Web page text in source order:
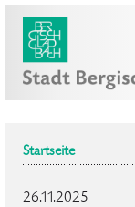
Startseite
26.11.2025